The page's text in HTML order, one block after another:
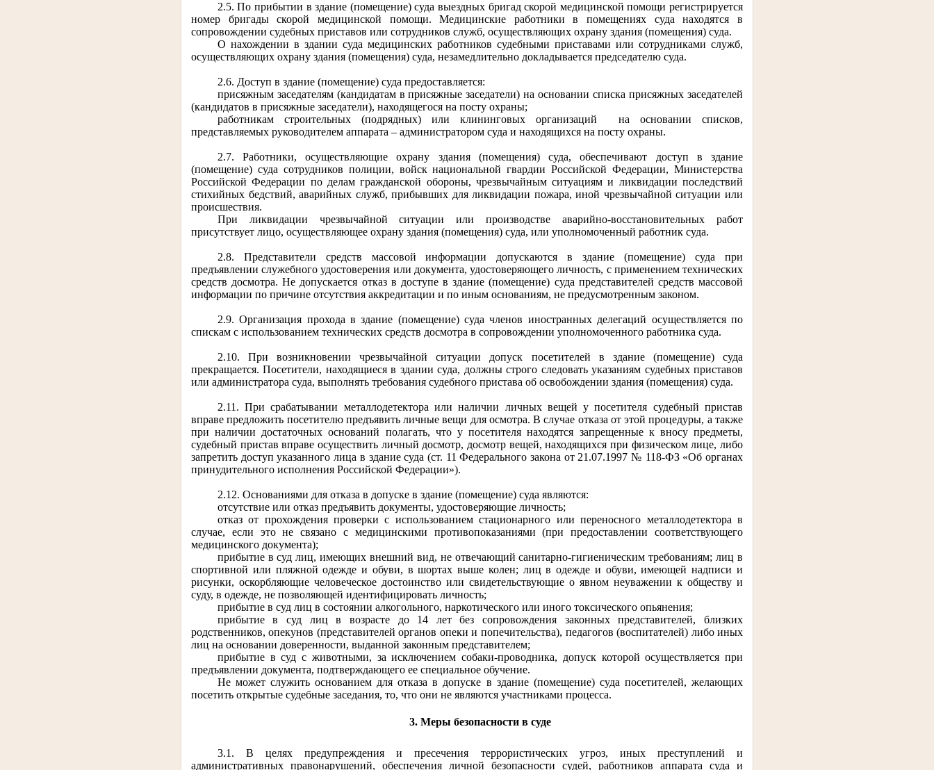
2.5. По прибытии в здание (помещение) суда выездных бригад скорой медицинской помощи регистрируется
номер бригады скорой медицинской помощи. Медицинские работники в помещениях суда находятся в
сопровождении судебных приставов или сотрудников служб, осуществляющих охрану здания (помещения) суда.
О нахождении в здании суда медицинских работников судебными приставами или сотрудниками служб,
осуществляющих охрану здания (помещения) суда, незамедлительно докладывается председателю суда.
2.6. Доступ в здание (помещение) суда предоставляется:
присяжным заседателям (кандидатам в присяжные заседатели) на основании списка присяжных заседателей
(кандидатов в присяжные заседатели), находящегося на посту охраны;
работникам строительных (подрядных) или клининговых организаций
на основании списков,
представляемых руководителем аппарата – администратором суда и находящихся на посту охраны.
2.7. Работники, осуществляющие охрану здания (помещения) суда, обеспечивают доступ в здание
(помещение) суда сотрудников полиции, войск национальной гвардии Российской Федерации, Министерства
Российской Федерации по делам гражданской обороны, чрезвычайным ситуациям и ликвидации последствий
стихийных бедствий, аварийных служб, прибывших для ликвидации пожара, иной чрезвычайной ситуации или
происшествия.
При ликвидации чрезвычайной ситуации или производстве аварийно-восстановительных работ
присутствует лицо, осуществляющее охрану здания (помещения) суда, или уполномоченный работник суда.
2.8. Представители средств массовой информации допускаются в здание (помещение) суда при
предъявлении служебного удостоверения или документа, удостоверяющего личность, с применением технических
средств досмотра. Не допускается отказ в доступе в здание (помещение) суда представителей средств массовой
информации по причине отсутствия аккредитации и по иным основаниям, не предусмотренным законом.
2.9. Организация прохода в здание (помещение) суда членов иностранных делегаций осуществляется по
спискам с использованием технических средств досмотра в сопровождении уполномоченного работника суда.
2.10. При возникновении чрезвычайной ситуации допуск посетителей в здание (помещение) суда
прекращается. Посетители, находящиеся в здании суда, должны строго следовать указаниям судебных приставов
или администратора суда, выполнять требования судебного пристава об освобождении здания (помещения) суда.
2.11. При срабатывании металлодетектора или наличии личных вещей у посетителя судебный пристав
вправе предложить посетителю предъявить личные вещи для осмотра. В случае отказа от этой процедуры, а также
при наличии достаточных оснований полагать, что у посетителя находятся запрещенные к вносу предметы,
судебный пристав вправе осуществить личный досмотр, досмотр вещей, находящихся при физическом лице, либо
запретить доступ указанного лица в здание суда (ст. 11 Федерального закона от 21.07.1997 № 118-ФЗ «Об органах
принудительного исполнения Российской Федерации»).
2.12. Основаниями для отказа в допуске в здание (помещение) суда являются:
отсутствие или отказ предъявить документы, удостоверяющие личность;
отказ от прохождения проверки с использованием стационарного или переносного металлодетектора в
случае, если это не связано с медицинскими противопоказаниями (при предоставлении соответствующего
медицинского документа);
прибытие в суд лиц, имеющих внешний вид, не отвечающий санитарно-гигиеническим требованиям; лиц в
спортивной или пляжной одежде и обуви, в шортах выше колен; лиц в одежде и обуви, имеющей надписи и
рисунки, оскорбляющие человеческое достоинство или свидетельствующие о явном неуважении к обществу и
суду, в одежде, не позволяющей идентифицировать личность;
прибытие в суд лиц в состоянии алкогольного, наркотического или иного токсического опьянения;
прибытие в суд лиц в возрасте до 14 лет без сопровождения законных представителей, близких
родственников, опекунов (представителей органов опеки и попечительства), педагогов (воспитателей) либо иных
лиц на основании доверенности, выданной законным представителем;
прибытие в суд с животными, за исключением собаки-проводника, допуск которой осуществляется при
предъявлении документа, подтверждающего ее специальное обучение.
Не может служить основанием для отказа в допуске в здание (помещение) суда посетителей, желающих
посетить открытые судебные заседания, то, что они не являются участниками процесса.
3. Меры безопасности в суде
3.1. В целях предупреждения и пресечения террористических угроз, иных преступлений и
административных правонарушений, обеспечения личной безопасности судей, работников аппарата суда и